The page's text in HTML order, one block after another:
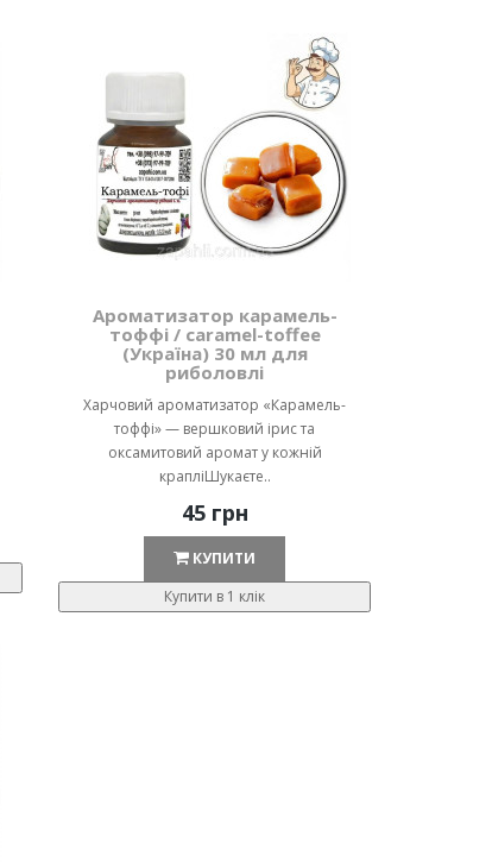
Ароматизатор карамель-
тоффі / caramel-toffee
(Україна) 30 мл для
риболовлі
Харчовий ароматизатор «Карамель-
тоффі» — вершковий ірис та
оксамитовий аромат у кожній
крапліШукаєте..
45 грн
КУПИТИ
Купити в 1 клік